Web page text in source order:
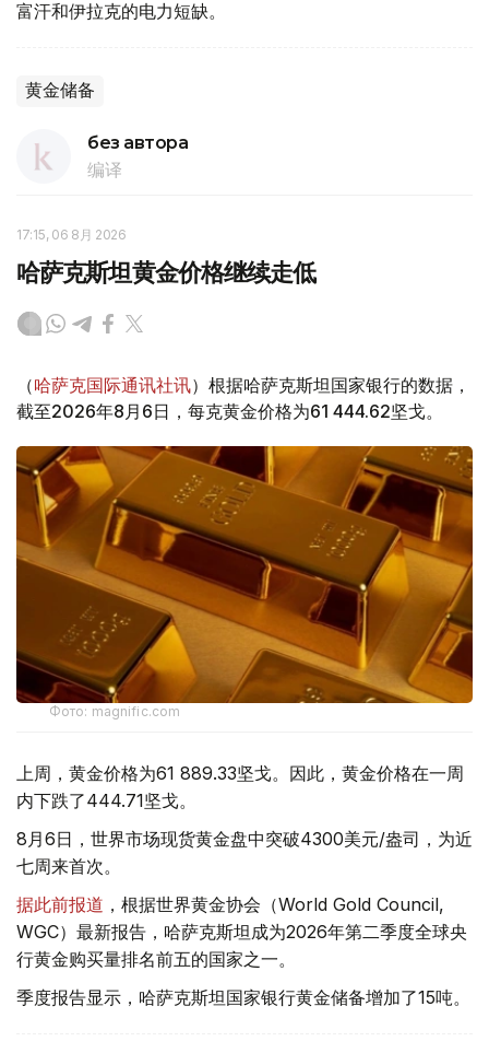
富汗和伊拉克的电力短缺。
黄金储备
без автора
编译
17:15, 06 8月 2026
哈萨克斯坦黄金价格继续走低
（哈萨克国际通讯社讯）根据哈萨克斯坦国家银行的数据，
截至2026年8月6日，每克黄金价格为61 444.62坚戈。
Фото: magnific.com
上周，黄金价格为61 889.33坚戈。因此，黄金价格在一周
内下跌了444.71坚戈。
8月6日，世界市场现货黄金盘中突破4300美元/盎司，为近
七周来首次。
据此前报道 ，根据世界黄金协会（World Gold Council,
WGC）最新报告，哈萨克斯坦成为2026年第二季度全球央
行黄金购买量排名前五的国家之一。
季度报告显示，哈萨克斯坦国家银行黄金储备增加了15吨。